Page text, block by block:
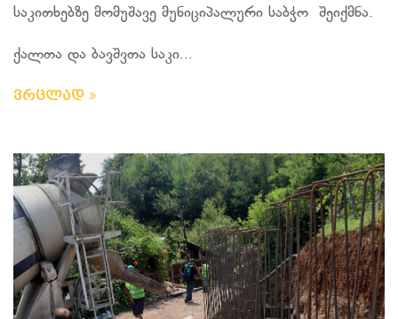
საკითხებზე მომუშავე მუნიციპალური საბჭო შეიქმნა.
ქალთა და ბავშვთა საკი...
ვრცლად